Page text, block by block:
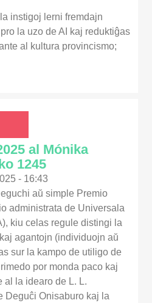
instigoj lerni fremdajn
la uzo de AI kaj reduktiĝas
al kultura provincismo;
al Mónika
1245
- 16:43
aŭ simple Premio
administrata de Universala
kiu celas regule distingi la
agantojn (individuojn aŭ
sur la kampo de utiligo de
por monda paco kaj
al la idearo de L. L.
Deguĉi Onisaburo kaj la